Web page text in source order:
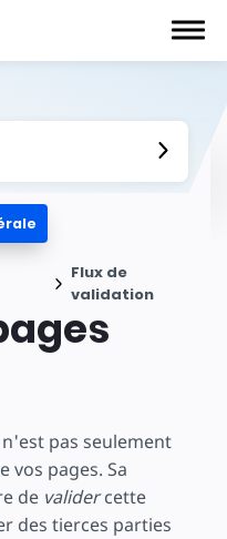
Flux de
validation
pas seulement
vos pages. Sa
de validercette
des tierces parties